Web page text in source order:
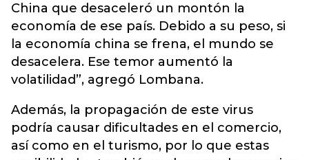
China que desaceleró un montón la
economía de ese país. Debido a su peso, si
la economía china se frena, el mundo se
desacelera. Ese temor aumentó la
volatilidad”, agregó Lombana.
Además, la propagación de este virus
podría causar dificultades en el comercio,
así como en el turismo, por lo que estas